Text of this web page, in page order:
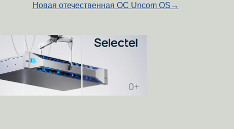
Новая отечественная ОС Uncom OS →